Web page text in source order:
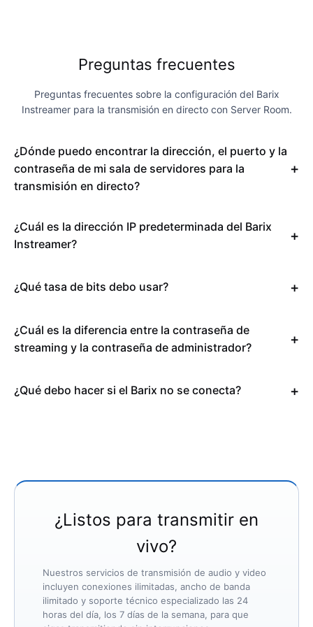
Preguntas frecuentes
Preguntas frecuentes sobre la configuración del Barix
Instreamer para la transmisión en directo con Server Room.
¿Dónde puedo encontrar la dirección, el puerto y la
contraseña de mi sala de servidores para la
transmisión en directo?
¿Cuál es la dirección IP predeterminada del Barix
Instreamer?
¿Qué tasa de bits debo usar?
¿Cuál es la diferencia entre la contraseña de
streaming y la contraseña de administrador?
¿Qué debo hacer si el Barix no se conecta?
¿Listos para transmitir en
vivo?
Nuestros servicios de transmisión de audio y video
incluyen conexiones ilimitadas, ancho de banda
ilimitado y soporte técnico especializado las 24
horas del día, los 7 días de la semana, para que